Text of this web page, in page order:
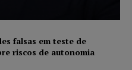
falsas em teste de
riscos de autonomia